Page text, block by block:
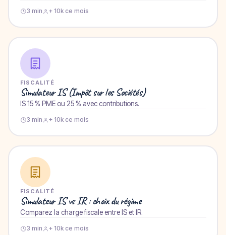
3 min + 10k ce mois
FISCALITÉ
Simulateur IS (Impôt sur les Sociétés)
IS 15 % PME ou 25 % avec contributions.
3 min + 10k ce mois
FISCALITÉ
Simulateur IS vs IR : choix du régime
Comparez la charge fiscale entre IS et IR.
3 min + 10k ce mois